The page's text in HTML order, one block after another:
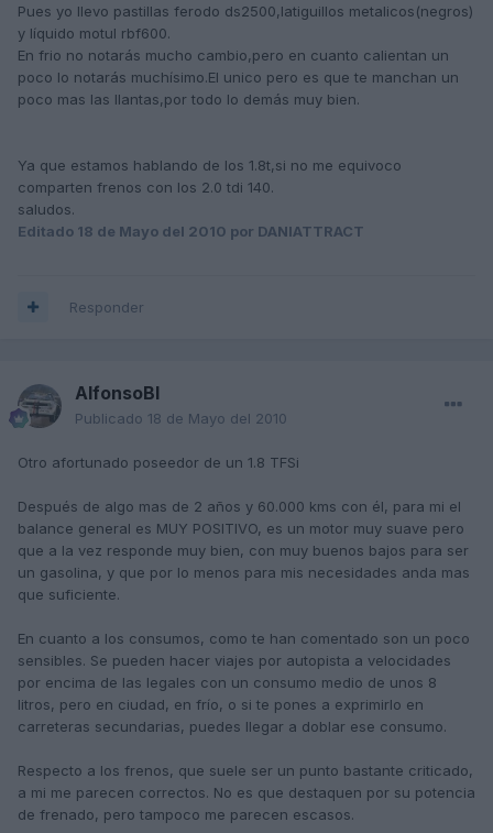
Pues yo llevo pastillas ferodo ds2500,latiguillos metalicos(negros)
y líquido motul rbf600.
En frio no notarás mucho cambio,pero en cuanto calientan un
poco lo notarás muchísimo.El unico pero es que te manchan un
poco mas las llantas,por todo lo demás muy bien.
Ya que estamos hablando de los 1.8t,si no me equivoco
comparten frenos con los 2.0 tdi 140.
saludos.
Editado 18 de Mayo del 2010 por DANIATTRACT
Responder
AlfonsoBI
Publicado 18 de Mayo del 2010
Otro afortunado poseedor de un 1.8 TFSi
Después de algo mas de 2 años y 60.000 kms con él, para mi el
balance general es MUY POSITIVO, es un motor muy suave pero
que a la vez responde muy bien, con muy buenos bajos para ser
un gasolina, y que por lo menos para mis necesidades anda mas
que suficiente.
En cuanto a los consumos, como te han comentado son un poco
sensibles. Se pueden hacer viajes por autopista a velocidades
por encima de las legales con un consumo medio de unos 8
litros, pero en ciudad, en frío, o si te pones a exprimirlo en
carreteras secundarias, puedes llegar a doblar ese consumo.
Respecto a los frenos, que suele ser un punto bastante criticado,
a mi me parecen correctos. No es que destaquen por su potencia
de frenado, pero tampoco me parecen escasos.